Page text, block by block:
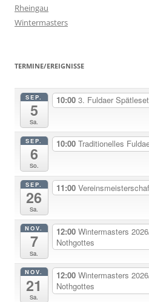
Rheingau
Wintermasters
TERMINE/EREIGNISSE
SEP.
5
Sa.
10:00 3. Fuldaer
SEP.
6
So.
10:00 Traditionelles
SEP.
26
Sa.
11:00
NOV.
7
Sa.
12:00 Wintermasters
Nothgottes
NOV.
21
Sa.
12:00 Wintermasters
Nothgottes